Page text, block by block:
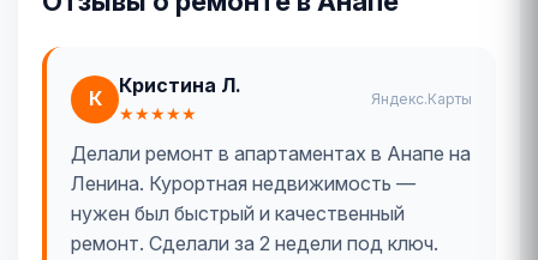
К
Кристина Л.
★★★★★
Яндекс.Карты
Делали ремонт в апартаментах в Анапе на
Ленина. Курортная недвижимость —
нужен был быстрый и качественный
ремонт. Сделали за 2 недели под ключ.